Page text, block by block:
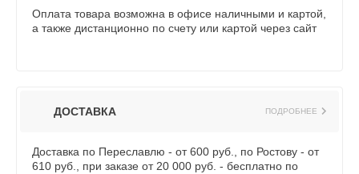
Оплата товара возможна в офисе наличными и картой,
а также дистанционно по счету или картой через сайт
ДОСТАВКА ПОДРОБНЕЕ
Доставка по Переславлю - от 600 руб., по Ростову - от
610 руб., при заказе от 20 000 руб. - бесплатно по